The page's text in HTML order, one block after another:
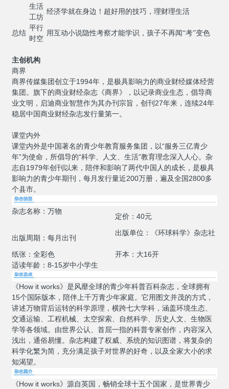
生活
工坊
经济学就在身边！超好用的技巧，理财理生活
总结
平行
时空
用互动小说隐性考察才能学识，孩子不再闻“考”变色
主创机构
商界
商界传媒集团创立于1994年，是极具影响力的商业财经媒体经营
集团。旗下的商业财经杂志《商界》，以记录商业生态，倡导商
业文明，启迪商业智慧作为其办刊宗旨，创刊27年来，连续24年
稳居中国商业财经杂志发行量第一。
课堂内外
课堂内外是中国著名的青少年教育服务集团，以“服务三亿青少
年”为使命，所倡导的“科学、人文、生活”教育理念深入人心。杂
志自1979年创刊以来，陪伴和影响了两代中国人的成长，是极具
影响力的青少年期刊，每月发行量近200万册，遍及全国2800多
个县市。
杂志名称：万物
定价：40元
出版周期：每月出刊
出版单位：《环球科学》杂志社
纸张：全彩色
开本：大16开
适读年龄：8-15岁中小学生
《How it works》是风靡全球的青少年科普百科杂志，全球拥有
15个国际版本，陪伴上千万青少年家庭。它用图文并茂的方式，
讲述万物背后运转的科学原理，横跨七大学科，涵盖环境生态、
交通运输、工程机械、太空探索、自然科学、历史人文、生物医
学等各领域。由世界公认、首屈一指的科普专家创作，内容深入
浅出，通俗易懂。杂志构建了权威、系统的知识图谱，将复杂的
科学化繁为简，充分满足孩子对世界的好奇，以及全家大小的求
知渴望。
《How it works》源自英国，畅销全球十五个国家，是世界青少